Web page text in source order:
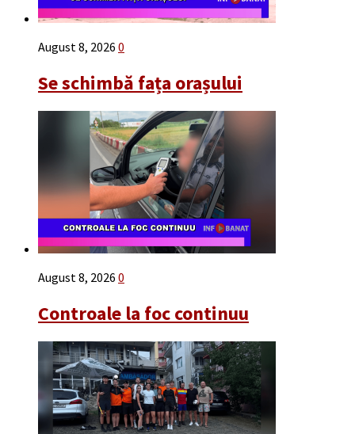
August 8, 2026 0
Se schimbă fața orașului
August 8, 2026 0
Controale la foc continuu